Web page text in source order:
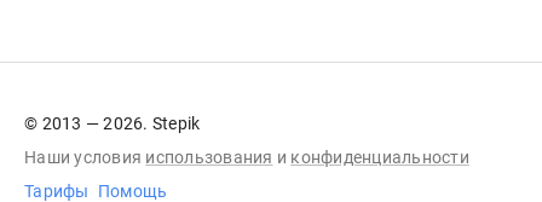
© 2013 — 2026. Stepik
Наши условия использования и конфиденциальности
Тарифы
Помощь